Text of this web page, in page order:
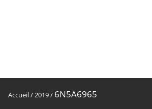
Accueil/2019/ 6N5A6965